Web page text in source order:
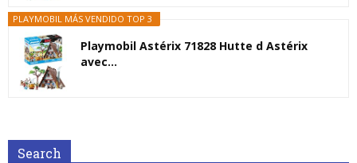
PLAYMOBIL MÁS VENDIDO TOP 3
Playmobil Astérix 71828 Hutte d Astérix
avec...
Search